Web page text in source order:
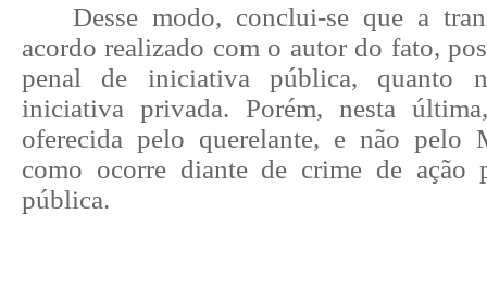
Desse modo, conclui-se que a
acordo realizado com o autor do fato,
penal de iniciativa pública, quanto
iniciativa privada. Porém, nesta
oferecida pelo querelante, e não pelo
como ocorre diante de crime de ação
pública.